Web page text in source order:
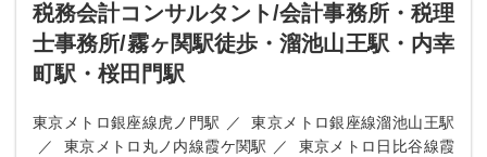
税務会計コンサルタント/会計事務所・税理
士事務所/霧ヶ関駅徒歩・溜池山王駅・内幸
町駅・桜田門駅
東京メトロ銀座線虎ノ門駅
東京メトロ銀座線溜池山王駅
東京メトロ丸ノ内線霞ケ関駅
東京メトロ日比谷線霞